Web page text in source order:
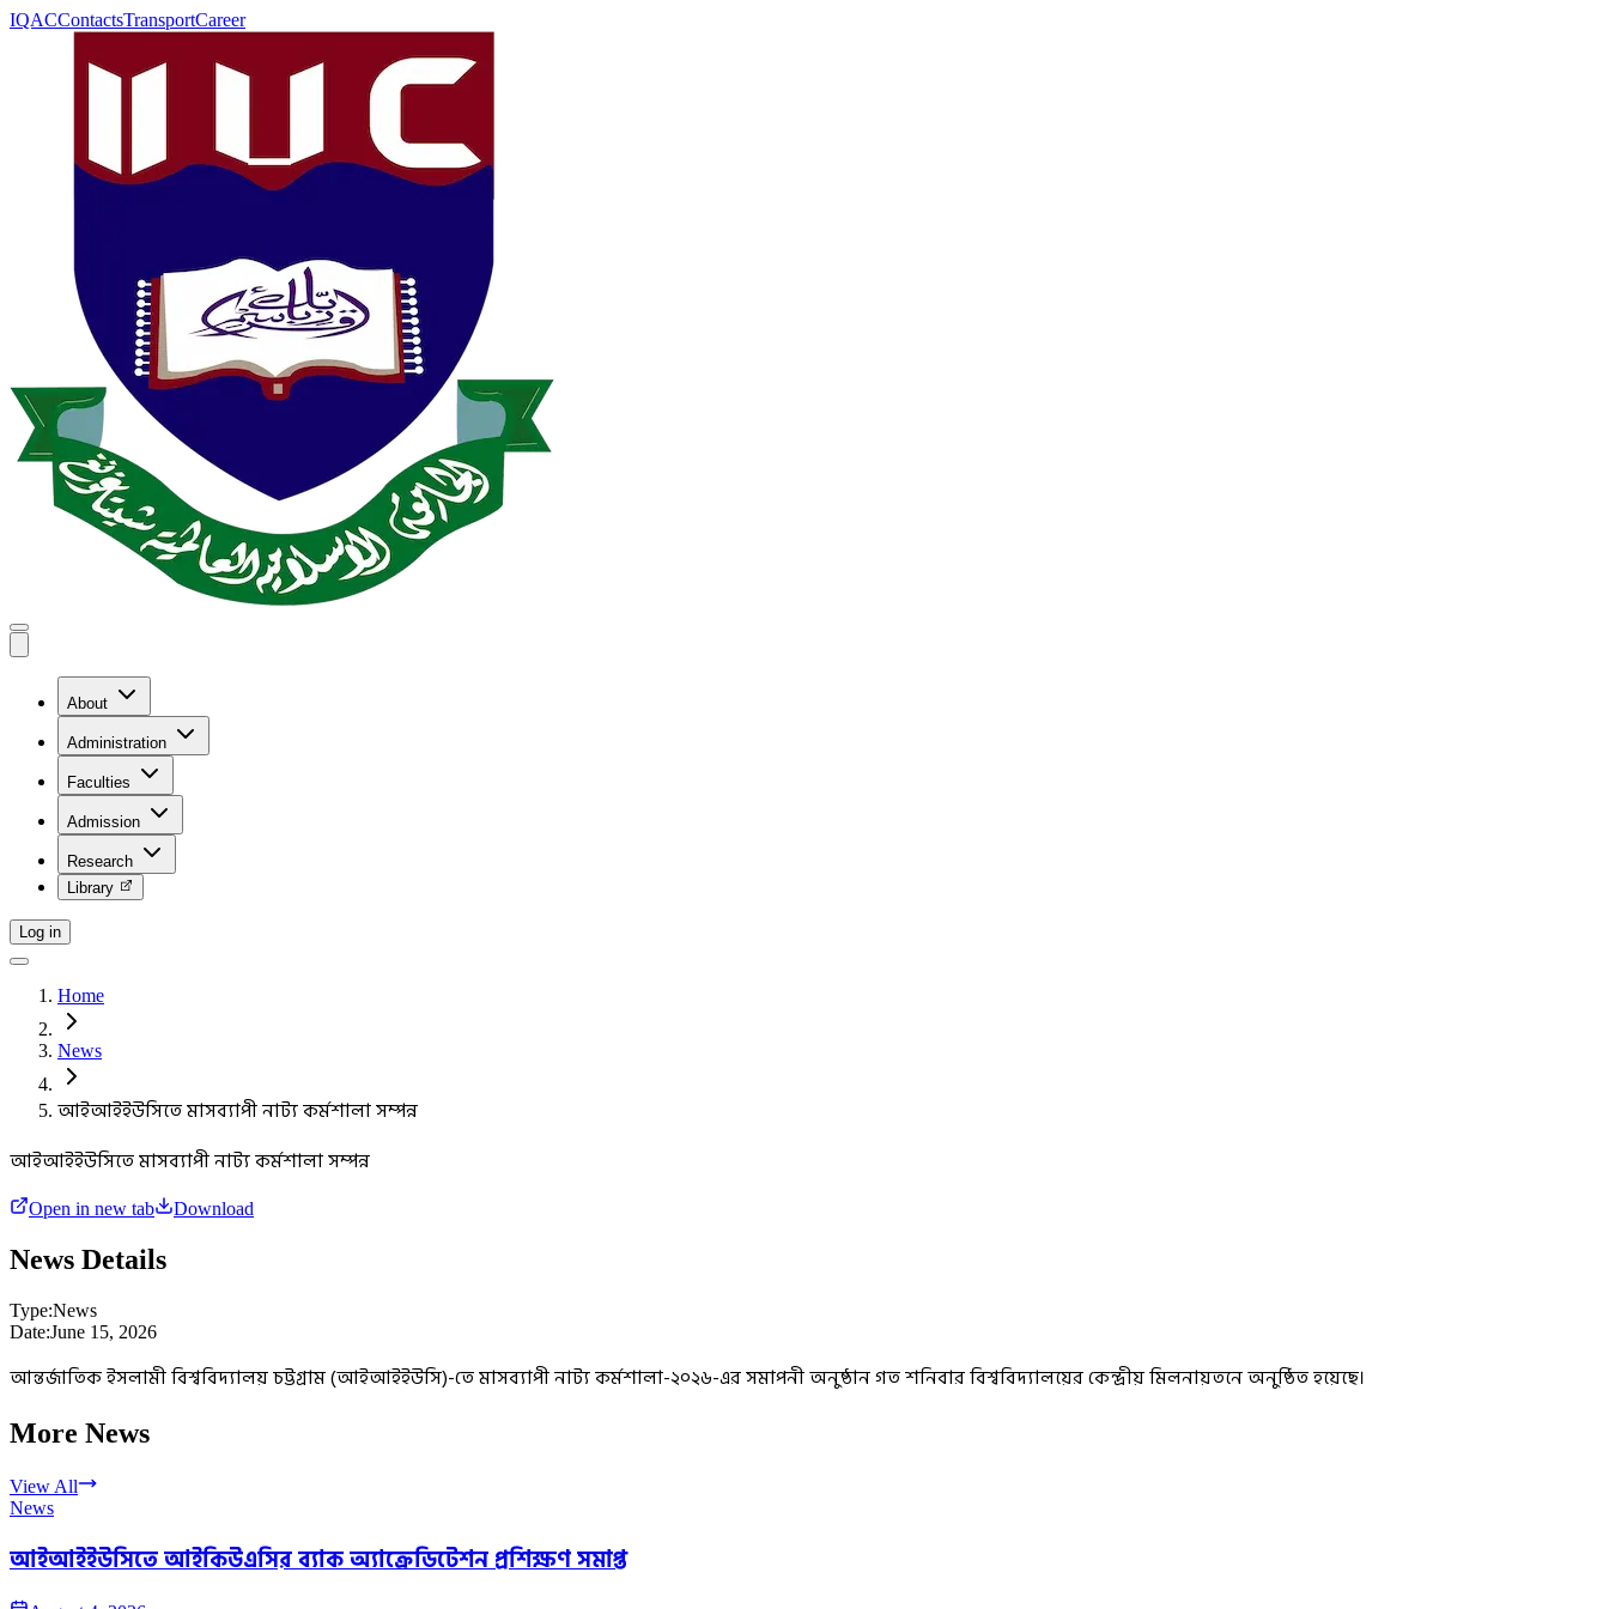
IQACContactsTransportCareer
About
Administration
Faculties
Admission
Research
Library
Log in
Home
News
আইআইইউসিতে মাসব্যাপী নাট্য কর্মশালা সম্পন্ন
আইআইইউসিতে মাসব্যাপী নাট্য কর্মশালা সম্পন্ন
Open in new tab Download
News Details
Type:News
Date:June 15, 2026
আন্তর্জাতিক ইসলামী বিশ্ববিদ্যালয় চট্টগ্রাম (আইআইইউসি)-তে মাসব্যাপী নাট্য কর্মশালা-২০২৬-এর সমাপনী অনুষ্ঠান গত শনিবার বিশ্ববিদ্যালয়ের কেন্দ্রীয় মিলনায়তনে অনুষ্ঠিত হয়েছে।
More News
View All
News
আইআইইউসিতে আইকিউএসির ব্যাক অ্যাক্রেডিটেশন প্রশিক্ষণ সমাপ্ত